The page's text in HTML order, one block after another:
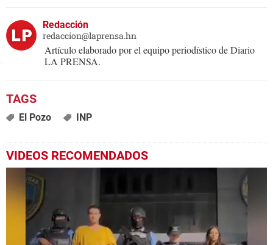
Redacción
redaccion@laprensa.hn
Artículo elaborado por el equipo periodístico de Diario
LA PRENSA.
El Pozo INP
VIDEOS RECOMENDADOS